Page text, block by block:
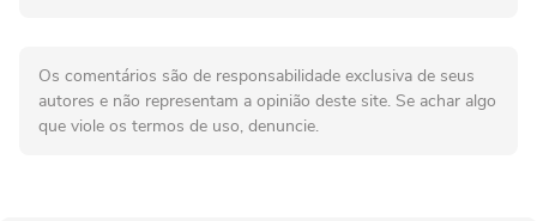
Os comentários são de responsabilidade exclusiva de seus
autores e não representam a opinião deste site. Se achar algo
que viole os termos de uso, denuncie.